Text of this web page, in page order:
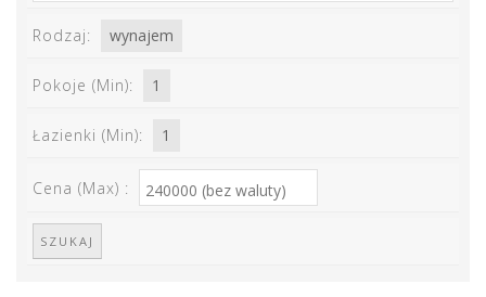
Rodzaj:
Pokoje (Min):
Łazienki (Min):
Cena (Max) :